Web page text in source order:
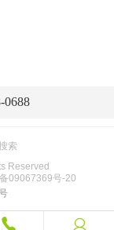
0688
索
Reserved
09067369号-20
 